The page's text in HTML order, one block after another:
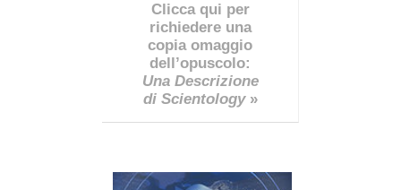
Clicca qui per
richiedere una
copia omaggio
dell’opuscolo:
Una Descrizione
di Scientology»